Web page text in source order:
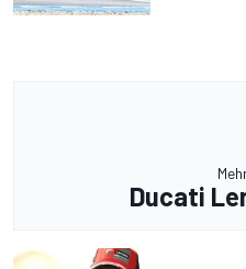
Ducati